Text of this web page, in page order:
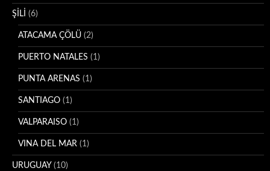
ŞİLİ (6)
ATACAMA ÇÖLÜ (2)
PUERTO NATALES (1)
PUNTA ARENAS (1)
SANTIAGO (1)
VALPARAISO (1)
VINA DEL MAR (1)
URUGUAY (10)